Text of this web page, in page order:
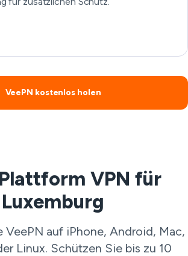
VeePN kostenlos holen
VPN für
Luxemburg
VeePN auf iPhone, Android, Mac,
Linux. Schützen Sie bis zu 10